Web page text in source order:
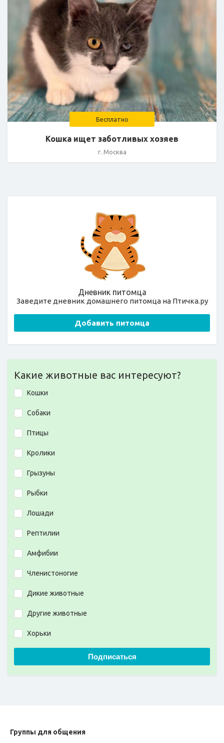
Бесплатно
Кошка ищет заботливых хозяев
г. Москва
Дневник питомца
Заведите дневник домашнего питомца на Птичка.ру
Добавить питомца
Какие животные вас интересуют?
Кошки
Собаки
Птицы
Кролики
Грызуны
Рыбки
Лошади
Рептилии
Амфибии
Членистоногие
Дикие животные
Другие животные
Хорьки
Подписаться
Группы для общения